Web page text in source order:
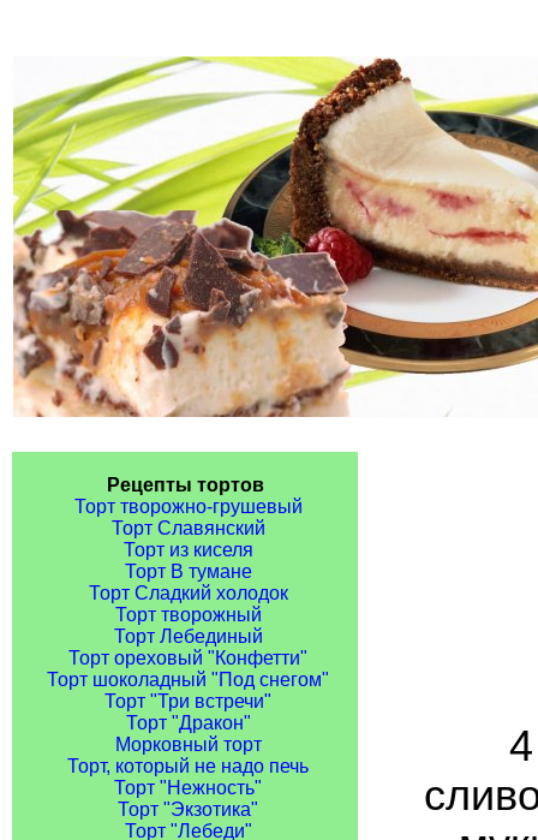
Рецепты тортов
Торт творожно-грушевый
Торт Славянский
Торт из киселя
Торт В тумане
Торт Сладкий холодок
Торт творожный
Торт Лебединый
Торт ореховый "Конфетти"
Торт шоколадный "Под снегом"
Торт "Три встречи"
Торт "Дракон"
Морковный торт
Торт, который не надо печь
Торт "Нежность"
Торт "Экзотика"
Торт "Лебеди"